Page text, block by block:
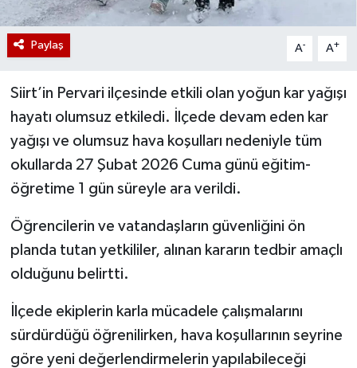
Paylaş A- A+
Siirt’in Pervari ilçesinde etkili olan yoğun kar yağışı
hayatı olumsuz etkiledi. İlçede devam eden kar
yağışı ve olumsuz hava koşulları nedeniyle tüm
okullarda 27 Şubat 2026 Cuma günü eğitim-
öğretime 1 gün süreyle ara verildi.
Öğrencilerin ve vatandaşların güvenliğini ön
planda tutan yetkililer, alınan kararın tedbir amaçlı
olduğunu belirtti.
İlçede ekiplerin karla mücadele çalışmalarını
sürdürdüğü öğrenilirken, hava koşullarının seyrine
göre yeni değerlendirmelerin yapılabileceği